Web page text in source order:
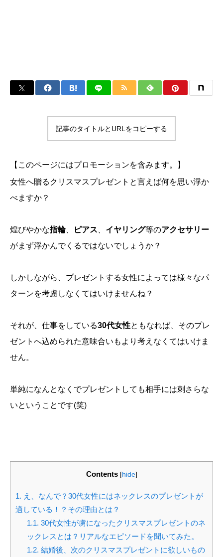
記事のタイトルとURLをコピーする
【このページにはプロモーションを含みます。】
女性へ贈るクリスマスプレゼントと言えば何を思い浮か
べますか？
煌びやかな指輪、 ピアス イヤリング等のアクセサリー
がまず浮かんでくるではないでしょうか？
しかしながら、プレゼントする女性によっては様々なパ
ターンを考慮しなくてはいけませんね？
それが、仕事をしている30代女性ともなれば、そのプレ
ゼントへ込められた意味合いもより考えなくてはいけま
せん。
単純になんとなくでプレゼントしても相手には刺さらな
いということです(笑)
Contents [hide]
1. え、なんで？30代女性にはネックレスのプレゼントが
適している！？その理由とは？
1.1. 30代女性が虜になったクリスマスプレゼントのネ
ックレスとは？リアルなエピソードを聞いてみた。
1.2. 結婚後、次のクリスマスプレゼントに欲しいもの